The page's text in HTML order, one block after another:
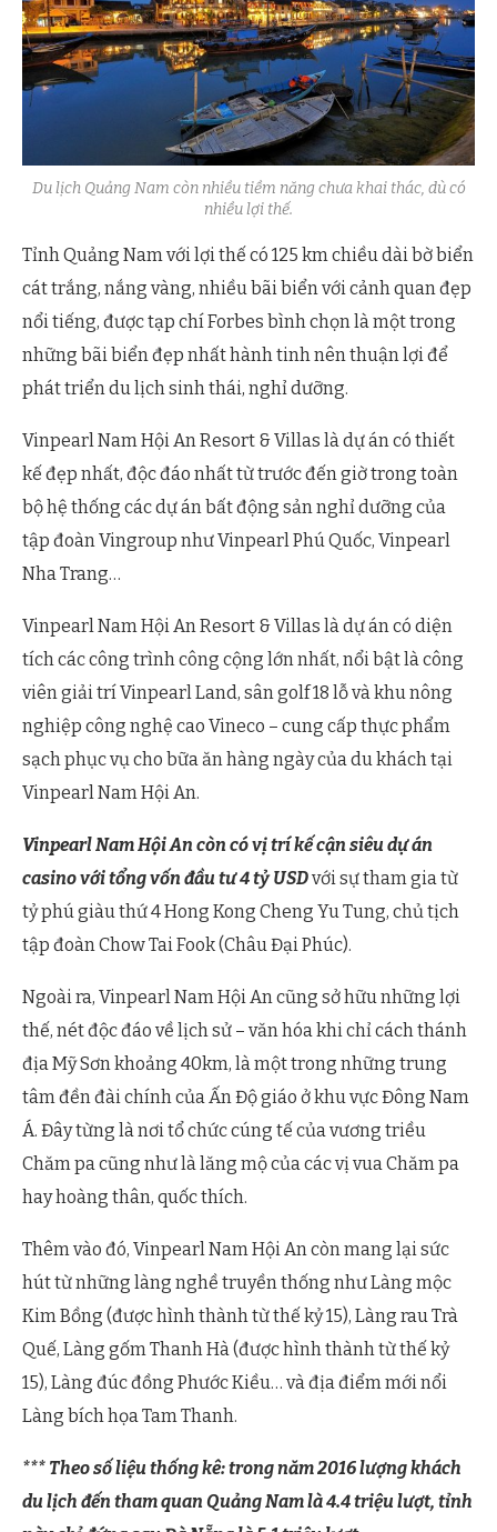
Du lịch Quảng Nam còn nhiều tiềm năng chưa khai thác, dù có
nhiều lợi thế.
Tỉnh Quảng Nam với lợi thế có 125 km chiều dài bờ biển
cát trắng, nắng vàng, nhiều bãi biển với cảnh quan đẹp
nổi tiếng, được tạp chí Forbes bình chọn là một trong
những bãi biển đẹp nhất hành tinh nên thuận lợi để
phát triển du lịch sinh thái, nghỉ dưỡng.
Vinpearl Nam Hội An Resort & Villas là dự án có thiết
kế đẹp nhất, độc đáo nhất từ trước đến giờ trong toàn
bộ hệ thống các dự án bất động sản nghỉ dưỡng của
tập đoàn Vingroup như Vinpearl Phú Quốc, Vinpearl
Nha Trang…
Vinpearl Nam Hội An Resort & Villas là dự án có diện
tích các công trình công cộng lớn nhất, nổi bật là công
viên giải trí Vinpearl Land, sân golf 18 lỗ và khu nông
nghiệp công nghệ cao Vineco – cung cấp thực phẩm
sạch phục vụ cho bữa ăn hàng ngày của du khách tại
Vinpearl Nam Hội An.
Vinpearl Nam Hội An còn có vị trí kế cận siêu dự án
casino với tổng vốn đầu tư 4 tỷ USDvới sự tham gia từ
tỷ phú giàu thứ 4 Hong Kong Cheng Yu Tung, chủ tịch
tập đoàn Chow Tai Fook (Châu Đại Phúc).
Ngoài ra, Vinpearl Nam Hội An cũng sở hữu những lợi
thế, nét độc đáo về lịch sử – văn hóa khi chỉ cách thánh
địa Mỹ Sơn khoảng 40km, là một trong những trung
tâm đền đài chính của Ấn Độ giáo ở khu vực Đông Nam
Á. Đây từng là nơi tổ chức cúng tế của vương triều
Chăm pa cũng như là lăng mộ của các vị vua Chăm pa
hay hoàng thân, quốc thích.
Thêm vào đó, Vinpearl Nam Hội An còn mang lại sức
hút từ những làng nghề truyền thống như Làng mộc
Kim Bồng (được hình thành từ thế kỷ 15), Làng rau Trà
Quế, Làng gốm Thanh Hà (được hình thành từ thế kỷ
15), Làng đúc đồng Phước Kiều… và địa điểm mới nổi
Làng bích họa Tam Thanh.
*** Theo số liệu thống kê: trong năm 2016 lượng khách
du lịch đến tham quan Quảng Nam là 4.4 triệu lượt, tỉnh